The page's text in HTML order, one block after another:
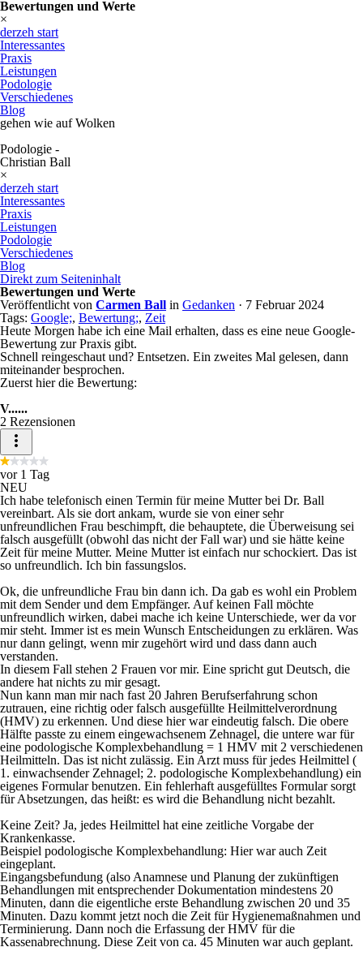
Bewertungen und Werte
×
derzeh start
Interessantes
Praxis
Leistungen
Podologie
Verschiedenes
Blog
gehen wie auf Wolken
Podologie -
Christian Ball
×
derzeh start
Interessantes
Praxis
Leistungen
Podologie
Verschiedenes
Blog
Direkt zum Seiteninhalt
Bewertungen und Werte
Veröffentlicht von Carmen Ball in Gedanken · 7 Februar 2024
Tags: Google;, Bewertung;, Zeit
Heute Morgen habe ich eine Mail erhalten, dass es eine neue Google-
Bewertung zur Praxis gibt.
Schnell reingeschaut und? Entsetzen. Ein zweites Mal gelesen, dann
miteinander besprochen.
Zuerst hier die Bewertung:
V......
2 Rezensionen
vor 1 Tag
NEU
Ich habe telefonisch einen Termin für meine Mutter bei Dr. Ball
vereinbart. Als sie dort ankam, wurde sie von einer sehr
unfreundlichen Frau beschimpft, die behauptete, die Überweisung sei
falsch ausgefüllt (obwohl das nicht der Fall war) und sie hätte keine
Zeit für meine Mutter. Meine Mutter ist einfach nur schockiert. Das ist
so unfreundlich. Ich bin fassungslos.
Ok, die unfreundliche Frau bin dann ich. Da gab es wohl ein Problem
mit dem Sender und dem Empfänger. Auf keinen Fall möchte
unfreundlich wirken, dabei mache ich keine Unterschiede, wer da vor
mir steht. Immer ist es mein Wunsch Entscheidungen zu erklären. Was
nur dann gelingt, wenn mir zugehört wird und dass dann auch
verstanden.
In diesem Fall stehen 2 Frauen vor mir. Eine spricht gut Deutsch, die
andere hat nichts zu mir gesagt.
Nun kann man mir nach fast 20 Jahren Berufserfahrung schon
zutrauen, eine richtig oder falsch ausgefüllte Heilmittelverordnung
(HMV) zu erkennen. Und diese hier war eindeutig falsch. Die obere
Hälfte passte zu einem eingewachsenem Zehnagel, die untere war für
eine podologische Komplexbehandlung = 1 HMV mit 2 verschiedenen
Heilmitteln. Das ist nicht zulässig. Ein Arzt muss für jedes Heilmittel (
1. einwachsender Zehnagel; 2. podologische Komplexbehandlung) ein
eigenes Formular benutzen. Ein fehlerhaft ausgefülltes Formular sorgt
für Absetzungen, das heißt: es wird die Behandlung nicht bezahlt.
Keine Zeit? Ja, jedes Heilmittel hat eine zeitliche Vorgabe der
Krankenkasse.
Beispiel podologische Komplexbehandlung: Hier war auch Zeit
eingeplant.
Eingangsbefundung (also Anamnese und Planung der zukünftigen
Behandlungen mit entsprechender Dokumentation mindestens 20
Minuten, dann die eigentliche erste Behandlung zwischen 20 und 35
Minuten. Dazu kommt jetzt noch die Zeit für Hygienemaßnahmen und
Terminierung. Dann noch die Erfassung derHMV für die
Kassenabrechnung. Diese Zeit von ca. 45 Minuten war auch geplant.